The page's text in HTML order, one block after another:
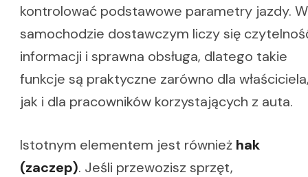
kontrolować podstawowe parametry jazdy. W
samochodzie dostawczym liczy się
informacji i sprawna obsługa, dlatego takie
funkcje są praktyczne zarówno dla
jak i dla pracowników korzystających z auta.
Istotnym elementem jest również hak
(zaczep). Jeśli przewozisz sprzęt,